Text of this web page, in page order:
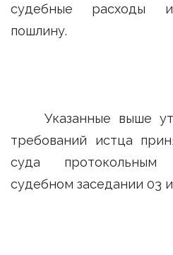
судебные расходы и
пошлину.
Указанные выше
требований истца
суда
судебном заседании